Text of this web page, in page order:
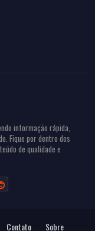
informação rápida,
Fique por dentro dos
de qualidade e
Contato Sobre